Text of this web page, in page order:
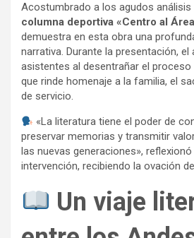
Acostumbrado a los agudos análisis
columna deportiva «Centro al
demuestra en esta obra una
narrativa. Durante la presentación,
asistentes al desentrañar el proceso
que rinde homenaje a la familia, el
de servicio.
«La literatura tiene el poder de
preservar memorias y transmitir
las nuevas generaciones»,
intervención, recibiendo la ovación
Un viaje